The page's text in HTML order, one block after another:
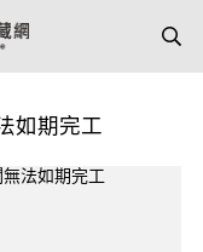
如期完工